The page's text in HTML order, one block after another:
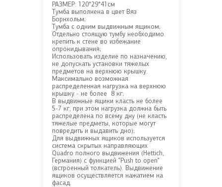
РАЗМЕР: 120*29*41см
Тумба выполнена в цвет Вяз
Борнхольм;
Тумба с одним выдвижным ящиком;
Отдельно стоящую тумбу необходимо
крепить к стене во избежание
опрокидывания;
Использовать изделие по назначению,
не допускать установки тяжелых
предметов на верхнюю крышку.
Максимально возможная
распределенная нагрузка на верхнюю
крышку - не более 8 кг;
В выдвижные ящики класть не более
5-7 кг, при этом нагрузка должна быть
распределена по всему дну (не класть
тяжелые предметы, которые могут
повредить и выдавить дно);
Для выдвижных ящиков используется
система скрытых направляющих
Quadro полного выдвижения (Hettiсh,
Германия) с функцией "Push to open"
(встроенный толкатель). Выдвижение
ящиков осуществляется нажатием на
фасад.